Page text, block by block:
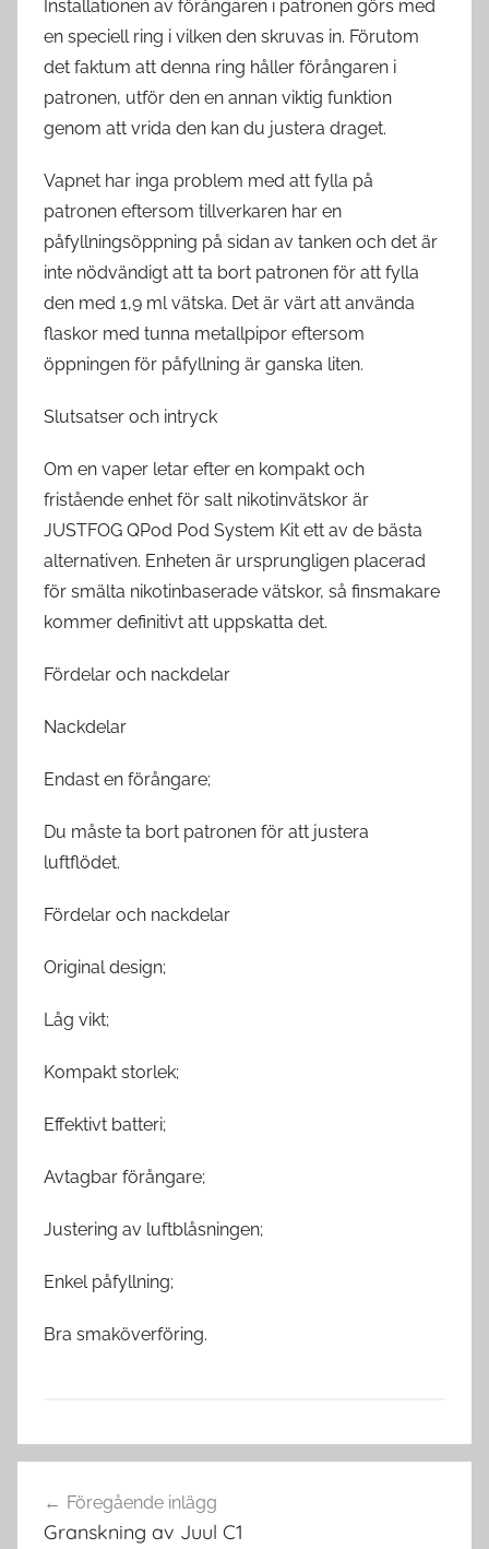
Installationen av förångaren i patronen görs med
en speciell ring i vilken den skruvas in. Förutom
det faktum att denna ring håller förångaren i
patronen, utför den en annan viktig funktion
genom att vrida den kan du justera draget.
Vapnet har inga problem med att fylla på
patronen eftersom tillverkaren har en
påfyllningsöppning på sidan av tanken och det är
inte nödvändigt att ta bort patronen för att fylla
den med 1,9 ml vätska. Det är värt att använda
flaskor med tunna metallpipor eftersom
öppningen för påfyllning är ganska liten.
Slutsatser och intryck
Om en vaper letar efter en kompakt och
fristående enhet för salt nikotinvätskor är
JUSTFOG QPod Pod System Kit ett av de bästa
alternativen. Enheten är ursprungligen placerad
för smälta nikotinbaserade vätskor, så finsmakare
kommer definitivt att uppskatta det.
Fördelar och nackdelar
Nackdelar
Endast en förångare;
Du måste ta bort patronen för att justera
luftflödet.
Fördelar och nackdelar
Original design;
Låg vikt;
Kompakt storlek;
Effektivt batteri;
Avtagbar förångare;
Justering av luftblåsningen;
Enkel påfyllning;
Bra smaköverföring.
V
Föregående inlägg
Granskning av Juul C1